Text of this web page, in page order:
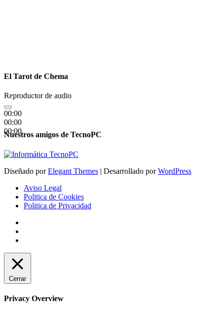
El Tarot de Chema
Reproductor de audio
00:00
00:00
00:00
Nuestros amigos de TecnoPC
Diseñado porElegant Themes | Desarrollado porWordPress
Aviso Legal
Politica de Cookies
Politica de Privacidad
Cerrar
Privacy Overview